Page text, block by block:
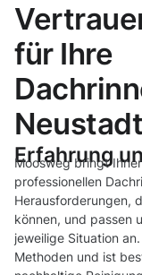
für Ihre
Erfahrung
Moosweg bringt
professionellen
Herausforderungen,
können, und passen
jeweilige Situation
Methoden und ist